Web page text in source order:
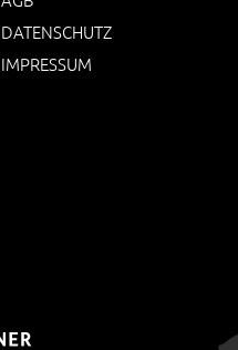
DATENSCHUTZ
IMPRESSUM